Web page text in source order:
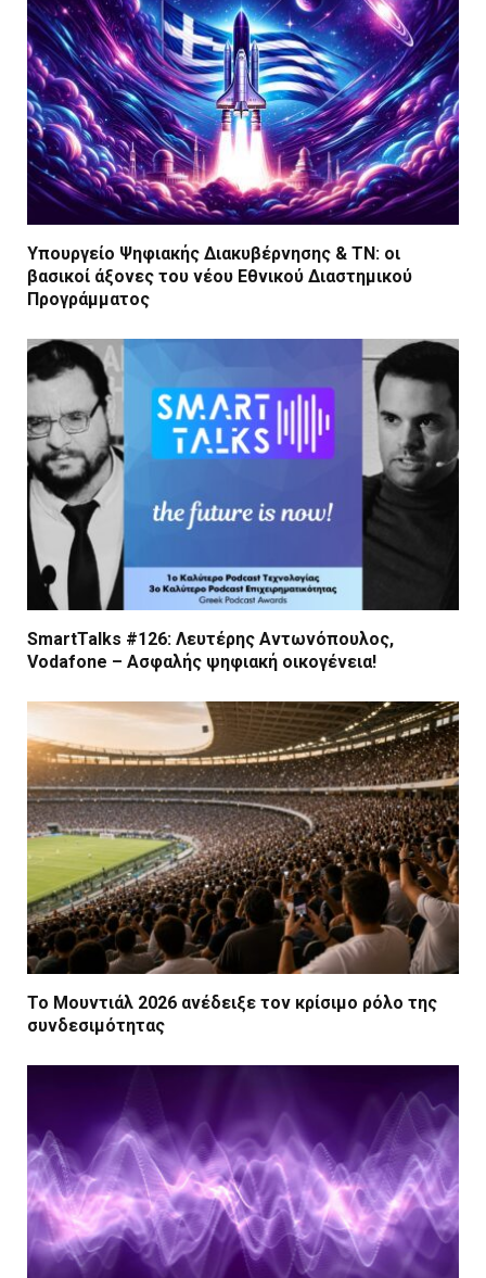
Υπουργείο Ψηφιακής Διακυβέρνησης & ΤΝ: οι
βασικοί άξονες του νέου Εθνικού Διαστημικού
Προγράμματος
SmartTalks #126: Λευτέρης Αντωνόπουλος,
Vodafone – Ασφαλής ψηφιακή οικογένεια!
Το Μουντιάλ 2026 ανέδειξε τον κρίσιμο ρόλο της
συνδεσιμότητας